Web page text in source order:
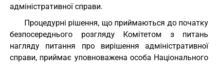
адміністративної справи.
Процедурні рішення, що приймаються до початку
безпосереднього розгляду Комітетом з питань
нагляду питання про вирішення адміністративної
справи, приймає уповноважена особа Національного